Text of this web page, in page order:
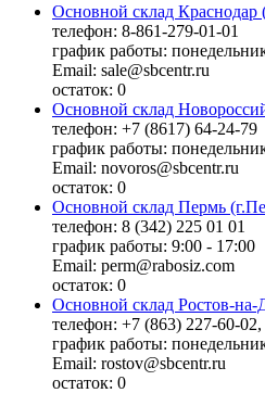
Основной склад Краснодар
телефон: 8-861-279-01-01
график работы:
Email: sale@sbcentr.ru
остаток: 0
Основной склад
телефон: +7 (8617) 64-24-79
график работы:
Email: novoros@sbcentr.ru
остаток: 0
Основной склад Пермь
телефон: 8 (342) 225 01 01
график работы: 9:00 - 17:00
Email: perm@rabosiz.com
остаток: 0
Основной склад Ростов-на-
телефон: +7 (863) 227-60-
график работы:
Email: rostov@sbcentr.ru
остаток: 0